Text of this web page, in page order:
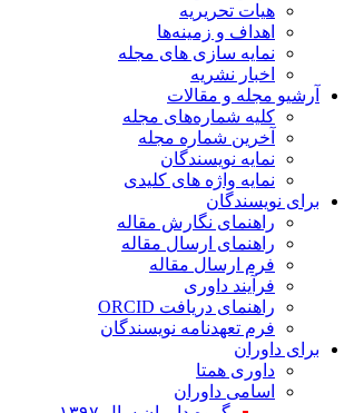
هیات تحریریه
اهداف و زمینه‌ها
نمایه سازی های مجله
اخبار نشریه
آرشیو مجله و مقالات
کلیه شماره‌های مجله
آخرین شماره مجله
نمایه نویسندگان
نمایه واژه های کلیدی
برای نویسندگان
راهنمای نگارش مقاله
راهنمای ارسال مقاله
فرم ارسال مقاله
فرآیند داوری
راهنمای دریافت ORCID
فرم تعهدنامه نویسندگان
برای داوران
داوری همتا
اسامی داوران